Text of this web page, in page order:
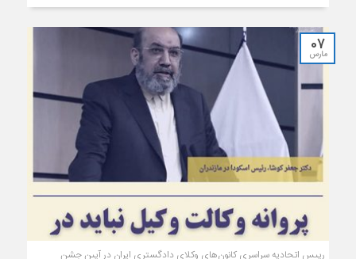
07
مارس
رییس اتحادیه سراسری کانون‌های وکلای دادگستری ایران در آیین جشن